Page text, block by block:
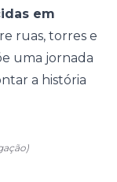
em
ruas, torres e
uma jornada
a história